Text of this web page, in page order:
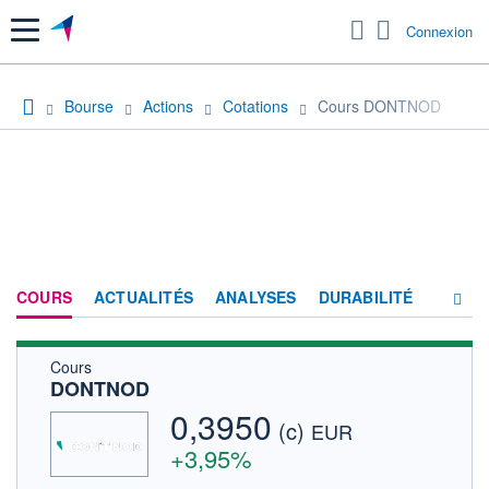
Menu Connexion
Bourse Actions Cotations Cours DONTNOD
COURS ACTUALITÉS ANALYSES DURABILITÉ
FORUM
Cours
DONTNOD
0,3950 (c) EUR
+3,95%